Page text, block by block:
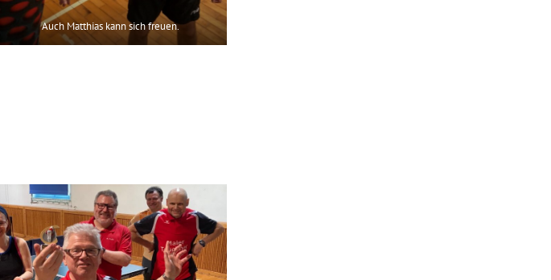
Auch Matthias kann sich freuen.